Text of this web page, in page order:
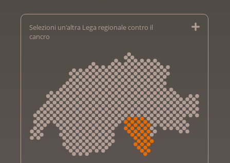
Selezioni un'altra Lega regionale contro il
cancro